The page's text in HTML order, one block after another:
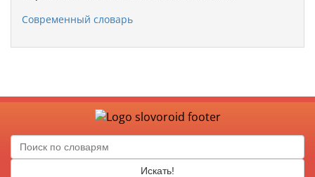
Современный словарь
Искать!